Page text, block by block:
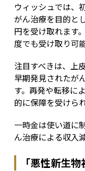
ウィッシュでは、
がん治療を目的と
円を受け取れます
度でも受け取り可能
注目すべきは、上
早期発見されたが
す。再発や転移に
的に保障を受けら
一時金は使い道に
ん治療による収入
「悪性新生